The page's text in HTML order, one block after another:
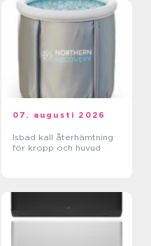
07. augusti 2026
Isbad kall återhämtning
för kropp och huvud